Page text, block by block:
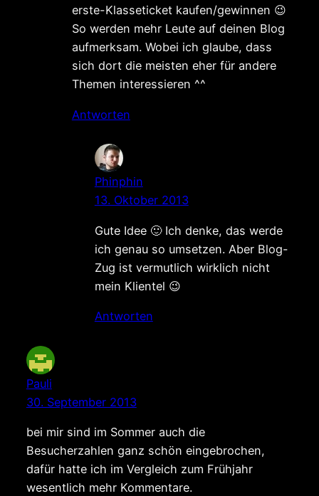
erste-Klasseticket kaufen/gewinnen 😉
So werden mehr Leute auf deinen Blog
aufmerksam. Wobei ich glaube, dass
sich dort die meisten eher für andere
Themen interessieren ^^
Antworten
Phinphin
13. Oktober 2013
Gute Idee 🙂 Ich denke, das werde
ich genau so umsetzen. Aber Blog-
Zug ist vermutlich wirklich nicht
mein Klientel 😉
Antworten
Pauli
30. September 2013
bei mir sind im Sommer auch die
Besucherzahlen ganz schön eingebrochen,
dafür hatte ich im Vergleich zum Frühjahr
wesentlich mehr Kommentare.